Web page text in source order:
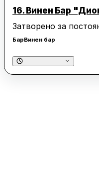
16. Винен Бар
Затворено за
БарВинен бар